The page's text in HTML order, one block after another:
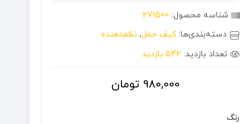
شناسه محصول: 271500
دسته‌بندی‌ها:کیف حمل, نظم‌دهنده
تعداد بازدید: 542 بازدید
980,000 تومان
رنگ